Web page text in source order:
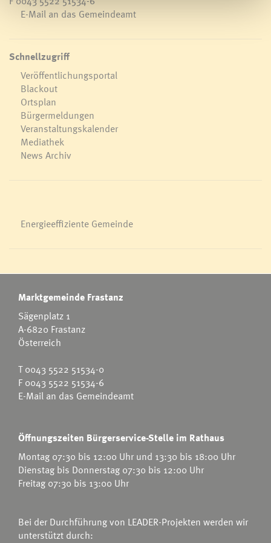
E-Mail an das Gemeindeamt
Schnellzugriff
Veröffentlichungsportal
Blackout
Ortsplan
Bürgermeldungen
Veranstaltungskalender
Mediathek
News Archiv
Energieeffiziente Gemeinde
Marktgemeinde Frastanz
Sägenplatz 1
A-6820 Frastanz
Österreich
T0043 5522 51534-0
F 0043 5522 51534-6
E-Mail an das Gemeindeamt
Öffnungszeiten Bürgerservice-Stelle im Rathaus
Montag 07:30 bis 12:00 Uhr und 13:30 bis 18:00 Uhr
Dienstag bis Donnerstag 07:30 bis 12:00 Uhr
Freitag 07:30 bis 13:00 Uhr
Bei der Durchführung von LEADER-Projekten werden wir
unterstützt durch: